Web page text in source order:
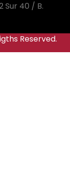
Sur 40 / B.
Reserved.